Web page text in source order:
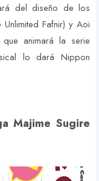
del diseño de los
Fafnir) y Aoi
animará la serie
lo dará Nippon
Majime Sugire